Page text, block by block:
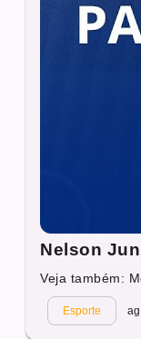
Nelson
Veja também:
Esporte